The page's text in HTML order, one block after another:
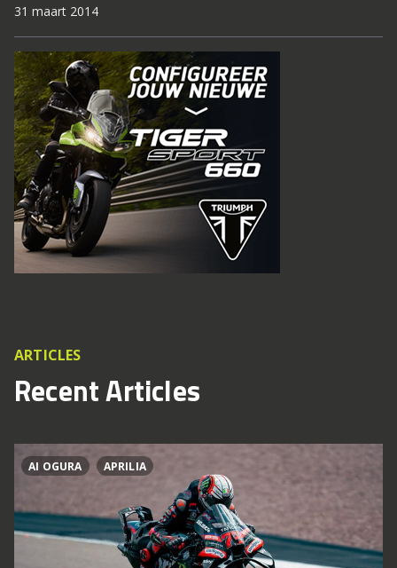
31 maart 2014
ARTICLES
Recent Articles
AI OGURA APRILIA